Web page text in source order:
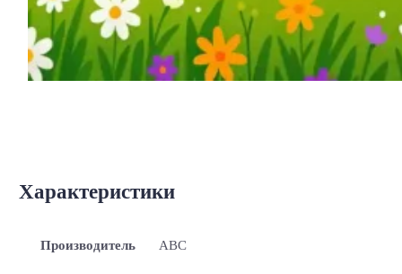
Характеристики
Производитель ABC